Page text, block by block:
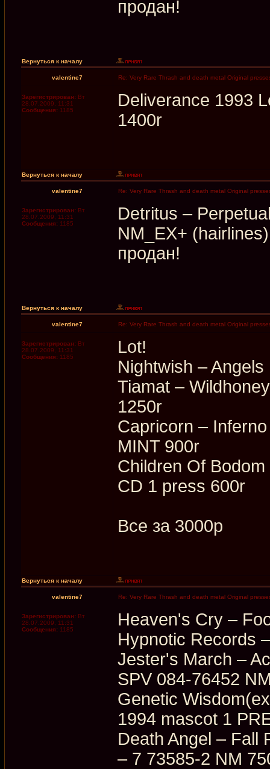
продан!
Вернуться к началу
valentine7 Re: Very Rare Thrash and death metal Original
Зарегистрирован: Вт
28.07.2009, 11:31
Сообщения: 1185
Deliverance 1993
1400r
Вернуться к началу
valentine7 Re: Very Rare Thrash and death metal Original
Зарегистрирован: Вт
28.07.2009, 11:31
Сообщения: 1185
Detritus ‎–
NM_EX+
продан!
Вернуться к началу
valentine7 Re: Very Rare Thrash and death metal Original
Зарегистрирован: Вт
28.07.2009, 11:31
Сообщения: 1185
Lot!
Nightwish ‎–
Tiamat ‎–
1250r
Capricorn ‎–
MINT 900r
Children Of
CD 1 press 600r
Все за 3000р
Вернуться к началу
valentine7 Re: Very Rare Thrash and death metal Original
Зарегистрирован: Вт
28.07.2009, 11:31
Сообщения: 1185
Heaven's Cry ‎–
Hypnotic Records
Jester's March ‎–
SPV 084-76452
Genetic
1994 mascot 1
Death Angel ‎– Fall
‎– 7 73585-2 NM